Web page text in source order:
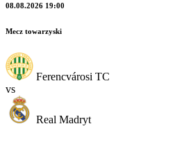
08.08.2026 19:00
Mecz towarzyski
Ferencvárosi TC
vs
Real Madryt